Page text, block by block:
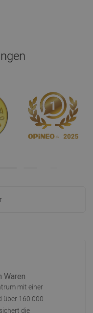
Waren
mit einer
über 160.000
die